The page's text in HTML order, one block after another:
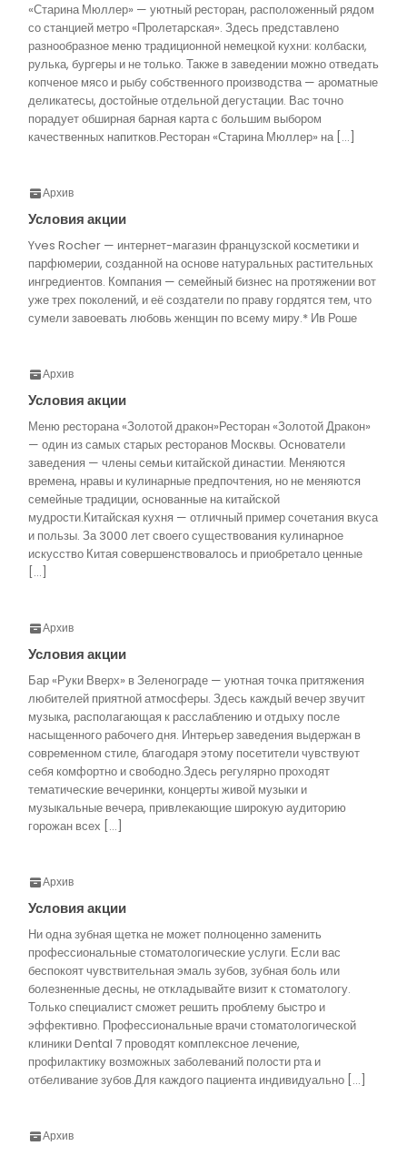
«Старина Мюллер» — уютный ресторан, расположенный рядом
со станцией метро «Пролетарская». Здесь представлено
разнообразное меню традиционной немецкой кухни: колбаски,
рулька, бургеры и не только. Также в заведении можно отведать
копченое мясо и рыбу собственного производства — ароматные
деликатесы, достойные отдельной дегустации. Вас точно
порадует обширная барная карта с большим выбором
качественных напитков.Ресторан «Старина Мюллер» на […]
Архив
Условия акции
Yves Rocher — интернет-магазин французской косметики и
парфюмерии, созданной на основе натуральных растительных
ингредиентов. Компания — семейный бизнес на протяжении вот
уже трех поколений, и её создатели по праву гордятся тем, что
сумели завоевать любовь женщин по всему миру.* Ив Роше
Архив
Условия акции
Меню ресторана «Золотой дракон»Ресторан «Золотой Дракон»
— один из самых старых ресторанов Москвы. Основатели
заведения — члены семьи китайской династии. Меняются
времена, нравы и кулинарные предпочтения, но не меняются
семейные традиции, основанные на китайской
мудрости.Китайская кухня — отличный пример сочетания вкуса
и пользы. За 3000 лет своего существования кулинарное
искусство Китая совершенствовалось и приобретало ценные
[…]
Архив
Условия акции
Бар «Руки Вверх» в Зеленограде — уютная точка притяжения
любителей приятной атмосферы. Здесь каждый вечер звучит
музыка, располагающая к расслаблению и отдыху после
насыщенного рабочего дня. Интерьер заведения выдержан в
современном стиле, благодаря этому посетители чувствуют
себя комфортно и свободно.Здесь регулярно проходят
тематические вечеринки, концерты живой музыки и
музыкальные вечера, привлекающие широкую аудиторию
горожан всех […]
Архив
Условия акции
Ни одна зубная щетка не может полноценно заменить
профессиональные стоматологические услуги. Если вас
беспокоят чувствительная эмаль зубов, зубная боль или
болезненные десны, не откладывайте визит к стоматологу.
Только специалист сможет решить проблему быстро и
эффективно. Профессиональные врачи стоматологической
клиники Dental 7 проводят комплексное лечение,
профилактику возможных заболеваний полости рта и
отбеливание зубов.Для каждого пациента индивидуально […]
Архив